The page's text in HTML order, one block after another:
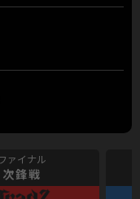
次鋒戦